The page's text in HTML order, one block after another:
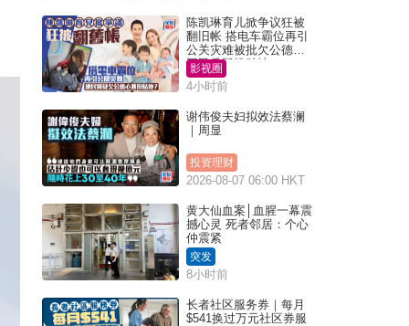
陈凯琳育儿掀争议狂被
翻旧帐 搭电车霸位再引
公关灾难被批欠公德心
网民质疑扮贴地？
影视圈
4小时前
谢伟俊夫妇拟效法蔡澜
｜周显
投资理财
2026-08-07 06:00 HKT
黄大仙血案│血腥一幕震
撼心灵 死者邻居：个心
仲震紧
突发
8小时前
长者社区服务券｜每月
$541换过万元社区券服